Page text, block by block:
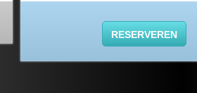
RESERVEREN